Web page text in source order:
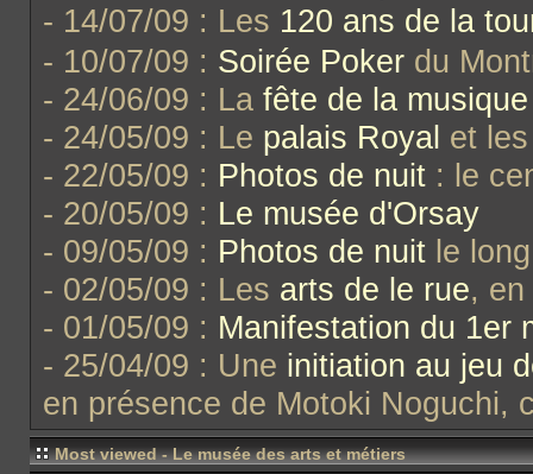
- 14/07/09 : Les 120 ans de la
- 10/07/09 : Soirée Pokerdu
- 24/06/09 : La fête de la musique
- 24/05/09 : Le palais Royal et
- 22/05/09 : Photos de nuit: le
- 20/05/09 : Le musée d'Orsay
- 09/05/09 : Photos de nuitle long
- 02/05/09 : Les arts de le rue,
- 01/05/09 : Manifestation du 1er
- 25/04/09 : Une initiation au jeu
en présence de Motoki Noguchi,
Most viewed - Le musée des arts et métiers